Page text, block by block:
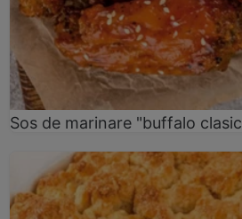
Sos de marinare "buffalo